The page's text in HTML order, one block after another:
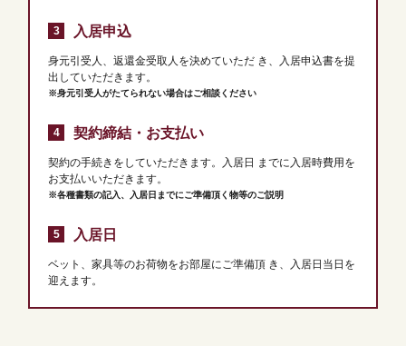
入居申込
身元引受人、返還金受取人を決めていただ き、入居申込書を提
出していただきます。
※身元引受人がたてられない場合はご相談ください
契約締結・お支払い
契約の手続きをしていただきます。入居日 までに入居時費用を
お支払いいただきます。
※各種書類の記入、 入居日までにご準備頂く物等のご説明
入居日
ベット、家具等のお荷物をお部屋にご準備頂 き、入居日当日を
迎えます。